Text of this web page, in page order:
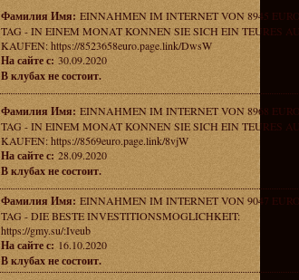
Фамилия Имя: EINNAHMEN IM INTERNET VON 8945
TAG - IN EINEM MONAT KONNEN SIE SICH EIN TEURES
KAUFEN: https://8523658euro.page.link/DwsW
На сайте с: 30.09.2020
В клубах не состоит.
Фамилия Имя: EINNAHMEN IM INTERNET VON 8968
TAG - IN EINEM MONAT KONNEN SIE SICH EIN TEURES
KAUFEN: https://8569euro.page.link/8vjW
На сайте с: 28.09.2020
В клубах не состоит.
Фамилия Имя: EINNAHMEN IM INTERNET VON 9047
TAG - DIE BESTE INVESTITIONSMOGLICHKEIT:
https://gmy.su/:Iveub
На сайте с: 16.10.2020
В клубах не состоит.